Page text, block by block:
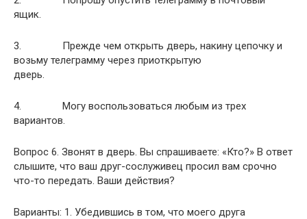
ящик.
3. Прежде чем открыть дверь, накину цепочку и
возьму телеграмму через приоткрытую
дверь.
4. Могу воспользоваться любым из трех
вариантов.
Вопрос 6. Звонят в дверь. Вы спрашиваете: «Кто?» В ответ
слышите, что ваш друг-сослуживец просил вам срочно
что-то передать. Ваши действия?
Варианты: 1. Убедившись в том, что моего друга